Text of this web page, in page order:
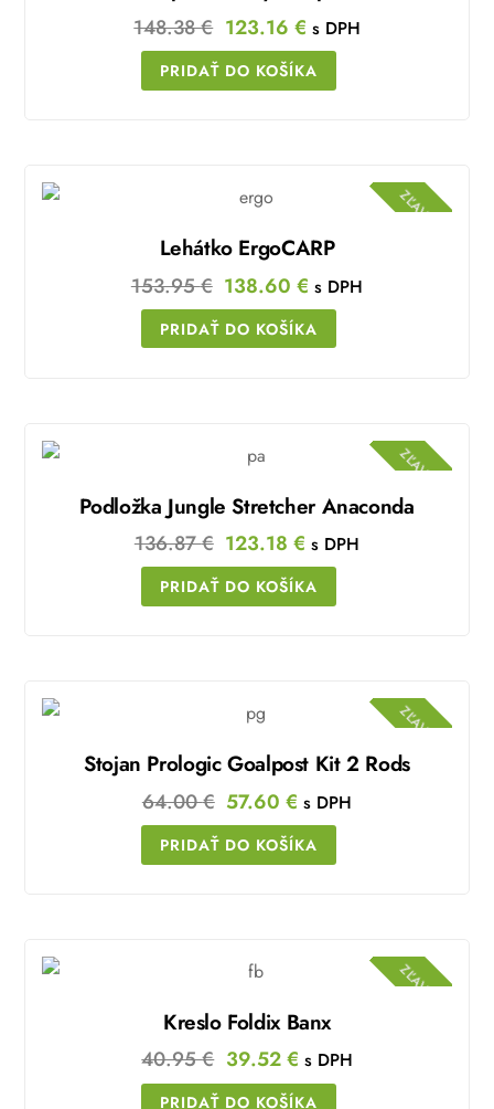
148.38€ Original
price
was:
123.16 €Current
price
is:
s DPH
PRIDAŤ DO KOŠÍKA
ZĽAVA!
Lehátko ErgoCARP
153.95€ Original
price
was:
138.60€ Current
price
is:
s DPH
PRIDAŤ DO KOŠÍKA
ZĽAVA!
Podložka Jungle Stretcher Anaconda
136.87€ Original
price
was:
123.18€ Current
price
is:
s DPH
PRIDAŤ DO KOŠÍKA
ZĽAVA!
Stojan Prologic Goalpost Kit 2 Rods
64.00€ Original
price
was:
57.60€ Current
price
is:
s DPH
PRIDAŤ DO KOŠÍKA
ZĽAVA!
Kreslo Foldix Banx
40.95€ Original
price
39.52€Current
price
s DPH
PRIDAŤ DO KOŠÍKA